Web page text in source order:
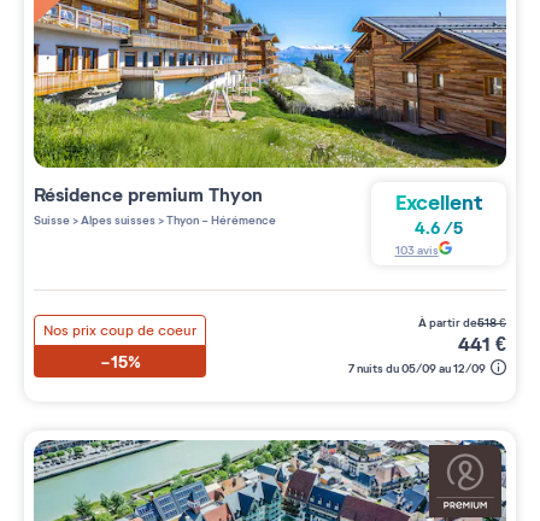
Résidence premium Thyon
Suisse>Alpes suisses>Thyon - Hérémence
Excellent
4.6/5
103avis
Nos prix coup de coeur
-15%
à partir de518€
441 €
7 nuits du 05/09 au 12/09